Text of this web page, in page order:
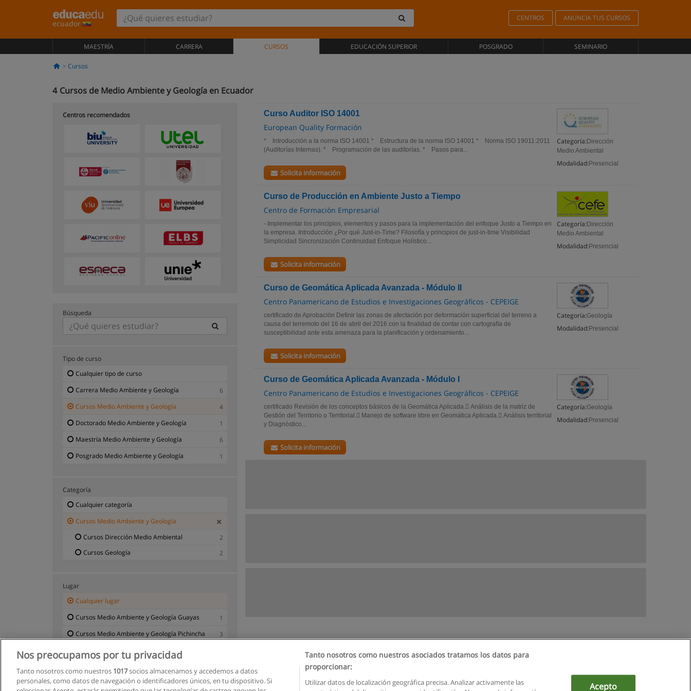
ecuador
CENTROS ANUNCIA TUS CURSOS
MAESTRÍA CARRERA CURSOS EDUCACIÓN SUPERIOR POSGRADO SEMINARIO
Cursos
4 Cursos de Medio Ambiente y Geología en Ecuador
Curso Auditor ISO 14001
European Quality Formación
Categoría: Dirección
Medio Ambiental
Modalidad: Presencial
* Introducción a la norma ISO 14001 * Estructura de la norma ISO 14001 * Norma ISO 19011:2011
(Auditorías Internas). * Programación de las auditorías. * Pasos para...
Solicita información
Curso de Producción en Ambiente Justo a Tiempo
Centro de Formación Empresarial
Categoría: Dirección
Medio Ambiental
Modalidad: Presencial
- Implementar los principios, elementos y pasos para la implementación del enfoque Justo a Tiempo en
la empresa. Introducción ¿Por qué Just-in-Time? Filosofía y principios de just-in-time Visibilidad
Simplicidad Sincronización Continuidad Enfoque Holístico...
Solicita información
Curso de Geomática Aplicada Avanzada - Módulo II
Centro Panamericano de Estudios e Investigaciones Geográficos - CEPEIGE
Categoría:Geología
Modalidad: Presencial
certificado de Aprobación Definir las zonas de afectación por deformación superficial del terreno a
causa del terremoto del 16 de abril del 2016 con la finalidad de contar con cartografía de
susceptibilidad ante esta amenaza para la planificación y ordenamiento...
Solicita información
Curso de Geomática Aplicada Avanzada - Módulo I
Centro Panamericano de Estudios e Investigaciones Geográficos - CEPEIGE
Categoría:Geología
Modalidad: Presencial
certificado Revisión de los conceptos básicos de la Geomática Aplicada. Análisis de la matriz de
Gestión del Territorio o Territorial. Manejo de software libre en Geomática Aplicada. Análisis territorial
y Diagnóstico...
Solicita información
Centros recomendados
Búsqueda
Tipo de curso
Cualquier tipo de curso
Carrera Medio Ambiente y Geología
6
Cursos Medio Ambiente y Geología
4
Doctorado Medio Ambiente y Geología
1
Maestría Medio Ambiente y Geología
6
Posgrado Medio Ambiente y Geología
1
Categoría
Cualquier categoría
Cursos Medio Ambiente y Geología
Cursos Dirección Medio Ambiental
2
Cursos Geología
2
Lugar
Cualquier lugar
Cursos Medio Ambiente y Geología Guayas
1
Cursos Medio Ambiente y Geología Pichincha
3
Nos preocupamos por tu privacidad
Tanto nosotros como nuestros 1017socios almacenamos y accedemos a datos
personales, como datos de navegación o identificadores únicos, en tu dispositivo. Si
Tanto nosotros como nuestros asociados tratamos los datos para
proporcionar:
Utilizar datos de localización geográfica precisa. Analizar activamente las
Acepto